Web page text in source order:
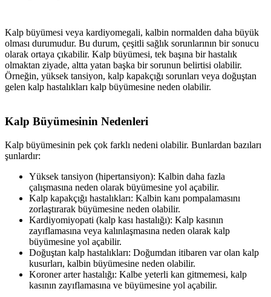
Kalp büyümesi veya kardiyomegali, kalbin normalden daha büyük
olması durumudur. Bu durum, çeşitli sağlık sorunlarının bir sonucu
olarak ortaya çıkabilir. Kalp büyümesi, tek başına bir hastalık
olmaktan ziyade, altta yatan başka bir sorunun belirtisi olabilir.
Örneğin, yüksek tansiyon, kalp kapakçığı sorunları veya doğuştan
gelen kalp hastalıkları kalp büyümesine neden olabilir.
Kalp Büyümesinin Nedenleri
Kalp büyümesinin pek çok farklı nedeni olabilir. Bunlardan bazıları
şunlardır:
Yüksek tansiyon (hipertansiyon): Kalbin daha fazla
çalışmasına neden olarak büyümesine yol açabilir.
Kalp kapakçığı hastalıkları: Kalbin kanı pompalamasını
zorlaştırarak büyümesine neden olabilir.
Kardiyomiyopati (kalp kası hastalığı): Kalp kasının
zayıflamasına veya kalınlaşmasına neden olarak kalp
büyümesine yol açabilir.
Doğuştan kalp hastalıkları: Doğumdan itibaren var olan kalp
kusurları, kalbin büyümesine neden olabilir.
Koroner arter hastalığı: Kalbe yeterli kan gitmemesi, kalp
kasının zayıflamasına ve büyümesine yol açabilir.